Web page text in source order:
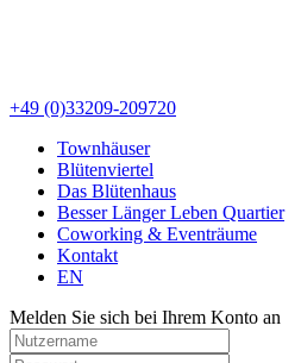
+49 (0)33209-209720
Townhäuser
Blütenviertel
Das Blütenhaus
Besser Länger Leben Quartier
Coworking & Eventräume
Kontakt
EN
Melden Sie sich bei Ihrem Konto an